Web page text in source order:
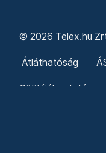
© 2026 Telex.hu
Átláthatóság
Sütitájékoztató